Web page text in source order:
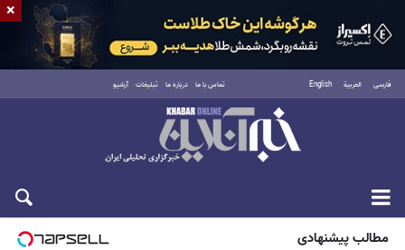
فارسی العربية English تماس با ما درباره ما تبلیغات آرشیو
شنبه ۱۷ مرداد ۱۴۰۵
مطالب پیشنهادی
×